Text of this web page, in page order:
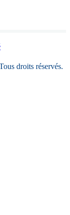
droits réservés.